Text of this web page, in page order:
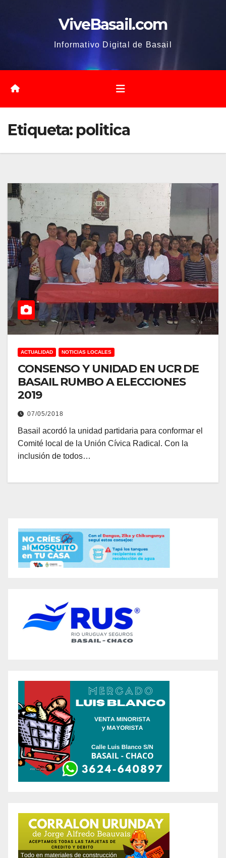
ViveBasail.com
Informativo Digital de Basail
Etiqueta: politica
ACTUALIDAD NOTICIAS LOCALES
CONSENSO Y UNIDAD EN UCR DE
BASAIL RUMBO A ELECCIONES
2019
07/05/2018
Basail acordó la unidad partidaria para conformar el
Comité local de la Unión Cívica Radical. Con la
inclusión de todos…